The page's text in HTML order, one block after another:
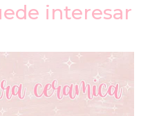
interesar